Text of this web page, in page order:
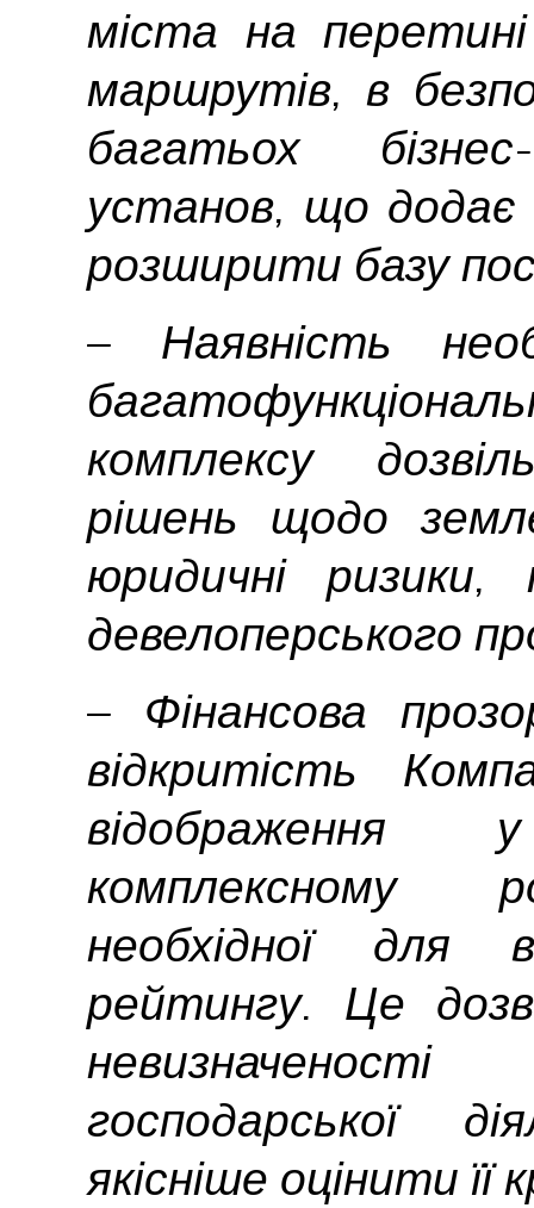
міста на
маршрутів, в
багатьох
установ, що
розширити базу
– Наявність
комплексу
рішень щодо
юридичні ризики,
девелоперського
– Фінансова
відкритість
комплексному
необхідної для
рейтингу. Це
господарської
якісніше оцінити